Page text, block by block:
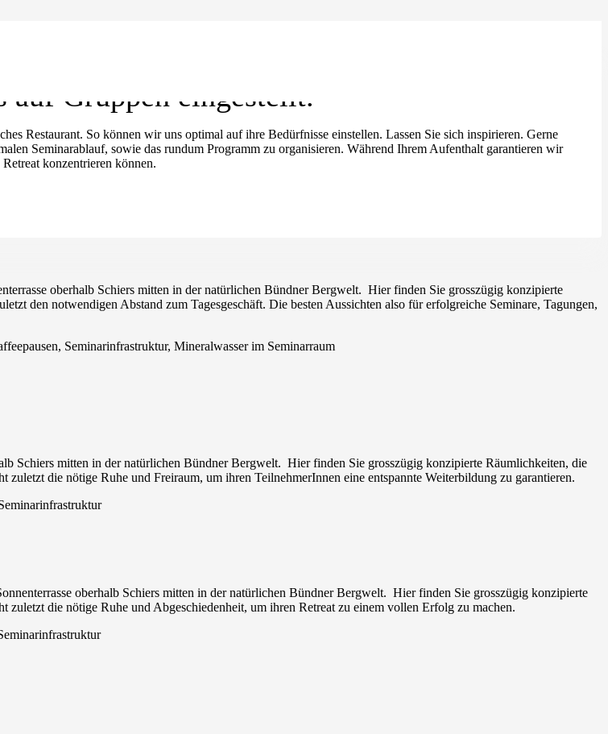
Gruppen eingestellt.
Restaurant. So können wir uns optimal auf ihre Bedürfnisse einstellen. Lassen Sie sich inspirieren. Gerne
Seminarablauf, sowie das rundum Programm zu organisieren. Während Ihrem Aufenthalt garantieren wir
konzentrieren können.
oberhalb Schiers mitten in der natürlichen Bündner Bergwelt. Hier finden Sie grosszügig konzipierte
den notwendigen Abstand zum Tagesgeschäft. Die besten Aussichten also für erfolgreiche Seminare, Tagungen,
Seminarinfrastruktur, Mineralwasser im Seminarraum
Schiers mitten in der natürlichen Bündner Bergwelt. Hier finden Sie grosszügig konzipierte Räumlichkeiten, die
die nötige Ruhe und Freiraum, um ihren TeilnehmerInnen eine entspannte Weiterbildung zu garantieren.
oberhalb Schiers mitten in der natürlichen Bündner Bergwelt. Hier finden Sie grosszügig konzipierte
die nötige Ruhe und Abgeschiedenheit, um ihren Retreat zu einem vollen Erfolg zu machen.